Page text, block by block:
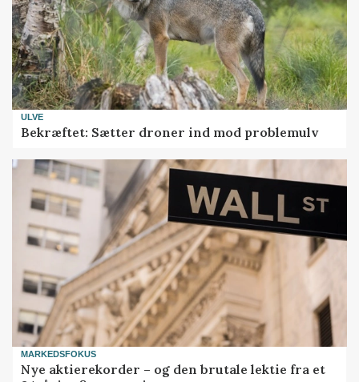
ULVE
Bekræftet: Sætter droner ind mod problemulv
MARKEDSFOKUS
Nye aktierekorder – og den brutale lektie fra et